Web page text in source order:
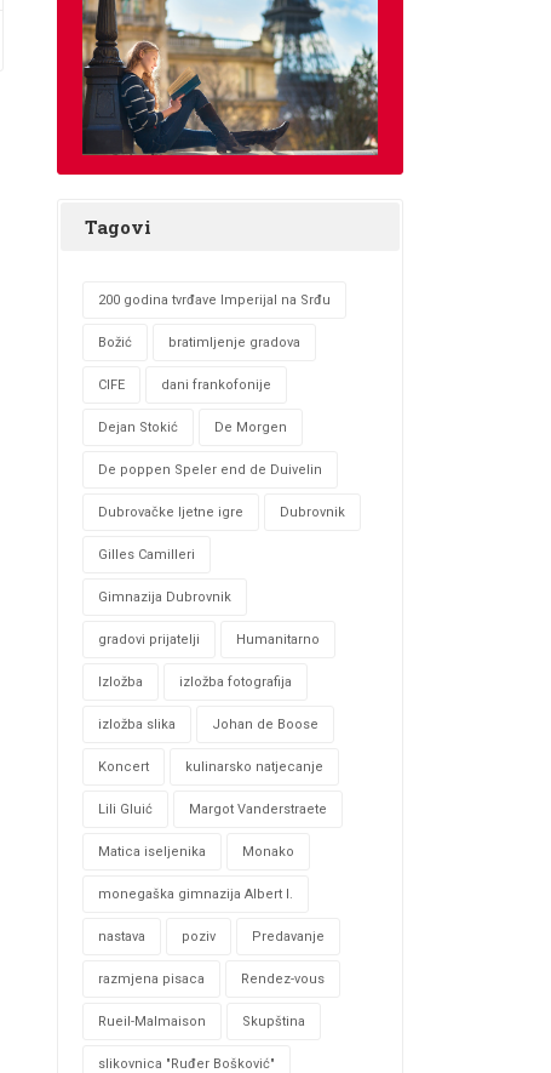
Tagovi
200 godina tvrđave Imperijal na Srđu
Božić bratimljenje gradova
CIFE dani frankofonije
Dejan Stokić De Morgen
De poppen Speler end de Duivelin
Dubrovačke ljetne igre Dubrovnik
Gilles Camilleri
Gimnazija Dubrovnik
gradovi prijatelji Humanitarno
Izložba izložba fotografija
izložba slika Johan de Boose
Koncert kulinarsko natjecanje
Lili Gluić Margot Vanderstraete
Matica iseljenika Monako
monegaška gimnazija Albert I.
nastava poziv Predavanje
razmjena pisaca Rendez-vous
Rueil-Malmaison Skupština
slikovnica "Ruđer Bošković"